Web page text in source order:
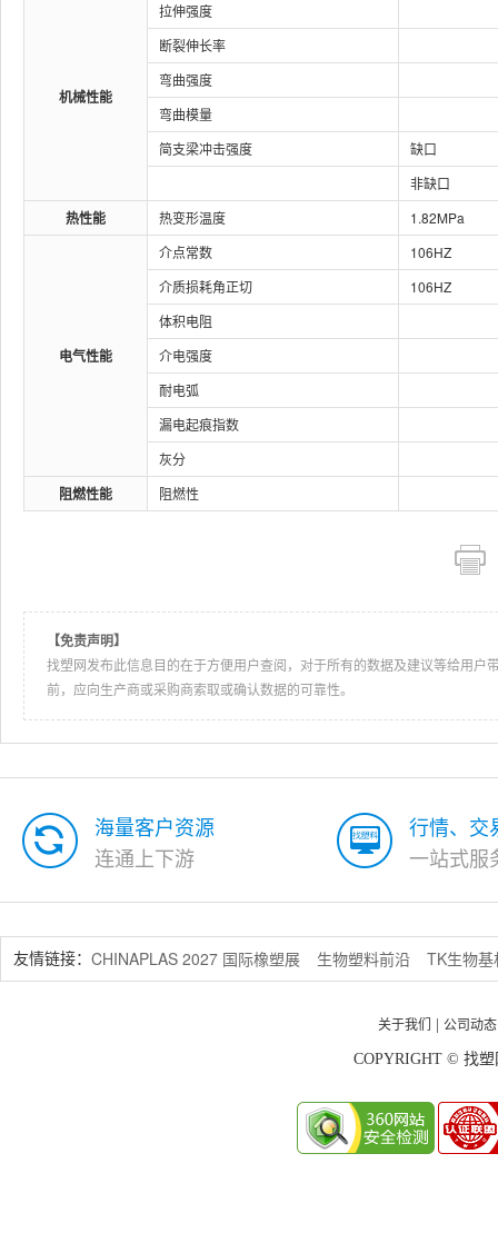
机械性能
拉伸强度
断裂伸长率
弯曲强度
弯曲模量
简支梁冲击强度
缺口
非缺口
热性能 热变形温度 1.82MPa
电气性能
介点常数
106HZ
介质损耗角正切
106HZ
体积电阻
介电强度
耐电弧
漏电起痕指数
灰分
阻燃性能 阻燃性
【免责声明】
找塑网发布此信息目的在于方便用户查阅，对于所有的数据及建议等给用
前，应向生产商或采购商索取或确认数据的可靠性。
海量客户资源
连通上下游
行情、交
一站式服
友情链接： CHINAPLAS 2027 国际橡塑展 生物塑料前沿 TK生物
关于我们 公司动态
COPYRIGHT © 找塑